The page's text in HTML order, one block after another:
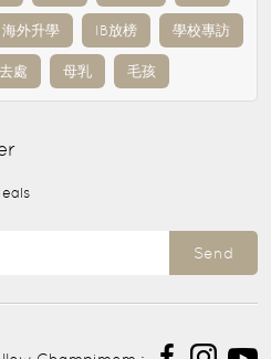
海外升學 IB放榜 學校專訪
處 母乳 毛孩
Send